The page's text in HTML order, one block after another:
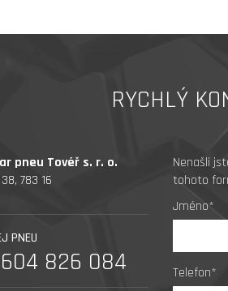
RYCHLÝ
pneu Tovéř s. r. o.
783 16
PNEU
604 826 084
Nenašli
tohoto
Jméno*
Telefon*